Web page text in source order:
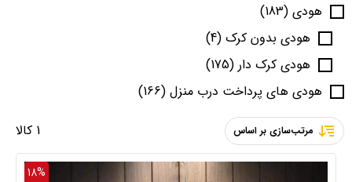
هودی (183)
هودی بدون کرک (4)
هودی کرک دار (175)
هودی های پرداخت درب منزل (166)
1 کالا
مرتب‌سازی بر اساس
18%